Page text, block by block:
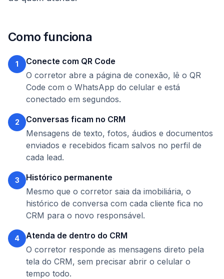
Como funciona
1
Conecte com QR Code
O corretor abre a página de conexão, lê o QR
Code com o WhatsApp do celular e está
conectado em segundos.
2
Conversas ficam no CRM
Mensagens de texto, fotos, áudios e documentos
enviados e recebidos ficam salvos no perfil de
cada lead.
3
Histórico permanente
Mesmo que o corretor saia da imobiliária, o
histórico de conversa com cada cliente fica no
CRM para o novo responsável.
4
Atenda de dentro do CRM
O corretor responde as mensagens direto pela
tela do CRM, sem precisar abrir o celular o
tempo todo.